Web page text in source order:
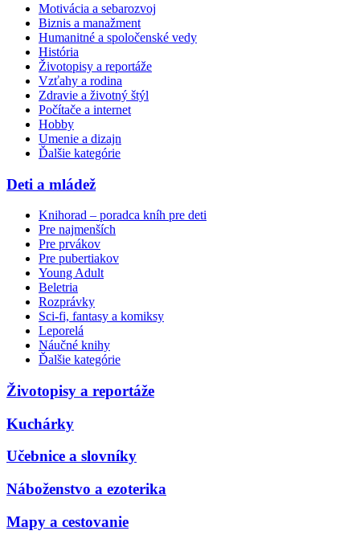
Motivácia a sebarozvoj
Biznis a manažment
Humanitné a spoločenské vedy
História
Životopisy a reportáže
Vzťahy a rodina
Zdravie a životný štýl
Počítače a internet
Hobby
Umenie a dizajn
Ďalšie kategórie
Deti a mládež
Knihorad – poradca kníh pre deti
Pre najmenších
Pre prvákov
Pre pubertiakov
Young Adult
Beletria
Rozprávky
Sci-fi, fantasy a komiksy
Leporelá
Náučné knihy
Ďalšie kategórie
Životopisy a reportáže
Kuchárky
Učebnice a slovníky
Náboženstvo a ezoterika
Mapy a cestovanie